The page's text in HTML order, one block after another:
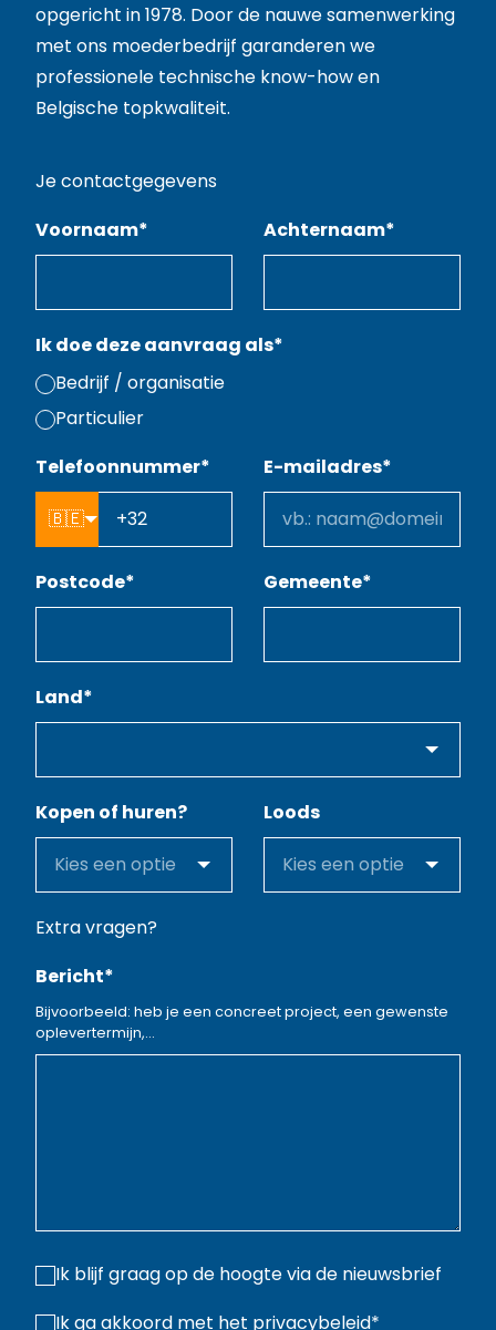
opgericht in 1978. Door de nauwe samenwerking
met ons moederbedrijf garanderen we
professionele technische know-how en
Belgische topkwaliteit.
Je contactgegevens
Voornaam* Achternaam*
Ik doe deze aanvraag als*
Bedrijf / organisatie
Particulier
Telefoonnummer*
🇧🇪
E-mailadres*
Postcode* Gemeente*
Land*
Kopen of huren? Loods
Extra vragen?
Bericht*
Bijvoorbeeld: heb je een concreet project, een gewenste
oplevertermijn,...
Ik blijf graag op de hoogte via de nieuwsbrief
Ik ga akkoord met het privacybeleid*